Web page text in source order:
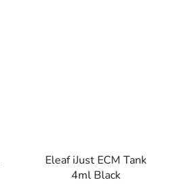
Eleaf iJust ECM Tank
4ml Black